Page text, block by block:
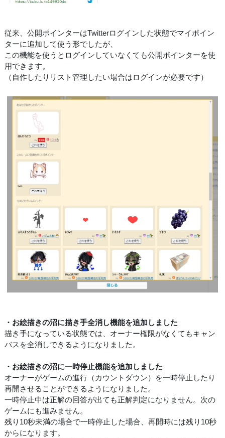
従来、公開ポインターはTwitterログインした状態でマイポイン
ターに追加して使う形でしたが、
この機能を使うとログインしていなくても公開ポインターを使
用できます。
（自作したりリスト管理したい場合はログインが必要です）
・お絵描きの沼に描き手全消し機能を追加しました
描き手になっている状態では、オーナー権限がなくてもキャン
バスを全消しできるようになりました。
・お絵描きの沼に一時停止機能を追加しました
オーナーがゲームの進行（カウントダウン）を一時停止したり
再開させることができるようになりました。
一時停止中は正解の回答が出ても正解判定になりません。次の
ゲームにも進みません。
残り10秒未満の場合で一時停止した場合、再開時には残り10秒
からになります。